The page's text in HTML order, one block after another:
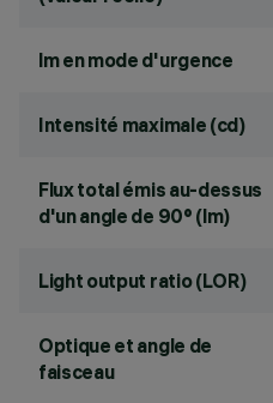
lm en mode d'urgence
Intensité maximale (cd)
Flux total émis au-dessus
d'un angle de 90° (lm)
Light output ratio (LOR)
Optique et angle de
faisceau